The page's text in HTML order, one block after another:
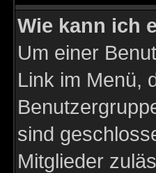
Wie kann ich
Um einer
Link im Menü,
sind
Mitglieder